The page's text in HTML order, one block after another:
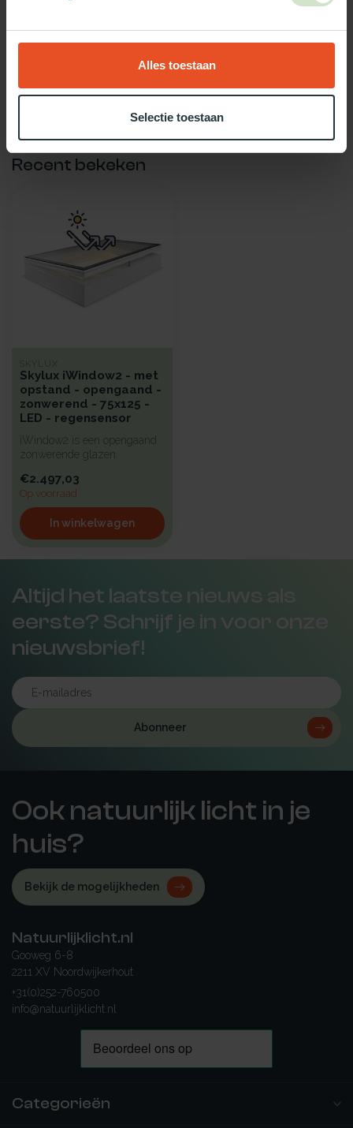
Alles toestaan
Selectie toestaan
Gebruik onze daglicht keuzehulp!
Gebruik dan onze daglicht keuzehulp!
Recent bekeken
SKYLUX
Skylux iWindow2 - met
opstand - opengaand -
zonwerend - 75x125 -
LED - regensensor
iWindow2 is een opengaand
zonwerende glazen
isolatie vo...
€2.497,03
Op voorraad
In winkelwagen
Altijd het laatste nieuws als
eerste? Schrijf je in voor onze
nieuwsbrief!
Abonneer
Ook natuurlijk licht in je
huis?
Bekijk de mogelijkheden
Natuurlijklicht.nl
Gooweg 6-8
2211 XV Noordwijkerhout
+31(0)252-760500
info@natuurlijklicht.nl
Categorieën